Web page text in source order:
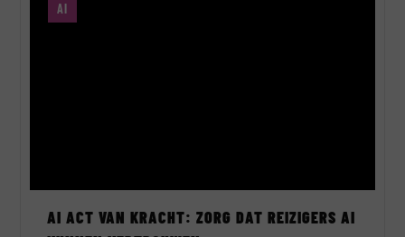
AI
AI ACT VAN KRACHT: ZORG DAT REIZIGERS AI